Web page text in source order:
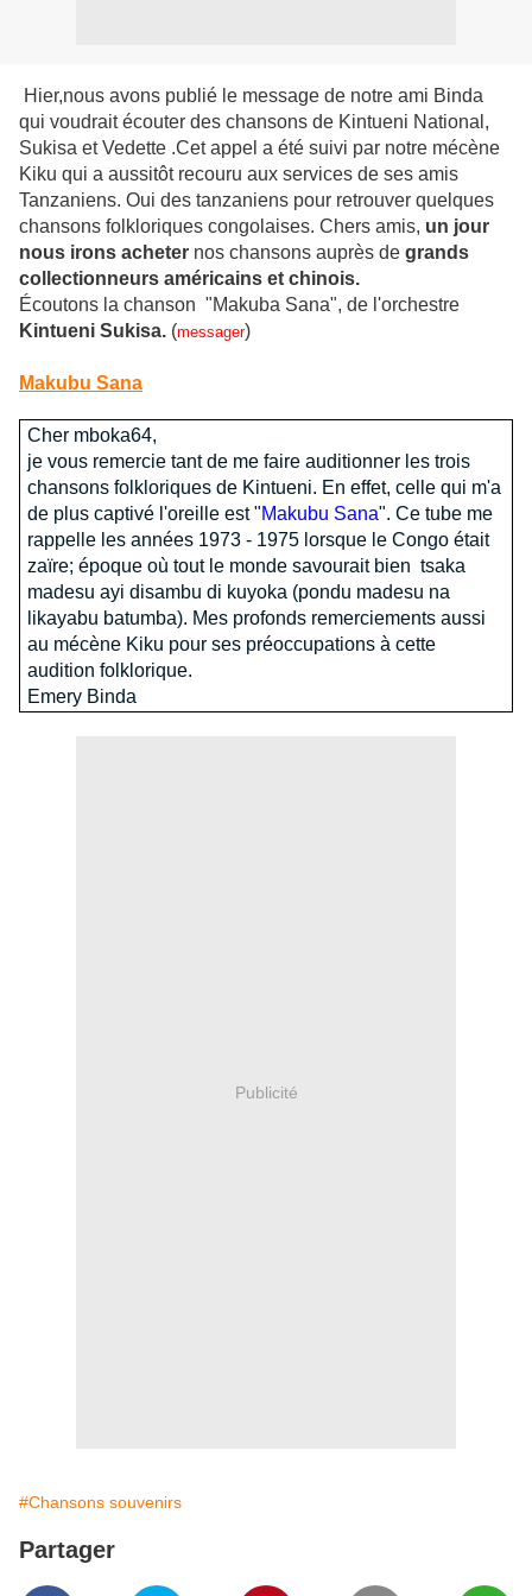
Hier,nous avons publié le message de notre ami Binda
qui voudrait écouter des chansons de Kintueni National,
Sukisa et Vedette .Cet appel a été suivi par notre mécène
Kiku qui a aussitôt recouru aux services de ses amis
Tanzaniens. Oui des tanzaniens pour retrouver quelques
chansons folkloriques congolaises. Chers amis, un jour
nous irons acheter nos chansons auprès de grands
collectionneurs américains et chinois.
Écoutons la chanson "Makuba Sana", de l'orchestre
Kintueni Sukisa. (messager)
Makubu Sana
Cher mboka64,
je vous remercie tant de me faire auditionner les trois
chansons folkloriques de Kintueni. En effet, celle qui m'a
de plus captivé l'oreille est "Makubu Sana". Ce tube me
rappelle les années 1973 - 1975 lorsque le Congo était
zaïre; époque où tout le monde savourait bien tsaka
madesu ayi disambu di kuyoka (pondu madesu na
likayabu batumba). Mes profonds remerciements aussi
au mécène Kiku pour ses préoccupations à cette
audition folklorique.
Emery Binda
Publicité
#Chansons souvenirs
Partager